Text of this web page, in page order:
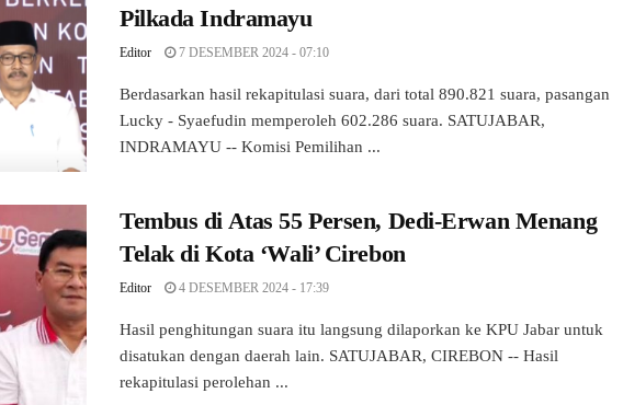
Pilkada Indramayu
Editor 7 DESEMBER 2024 - 07:10
Berdasarkan hasil rekapitulasi suara, dari total 890.821 suara, pasangan
Lucky - Syaefudin memperoleh 602.286 suara. SATUJABAR,
INDRAMAYU -- Komisi Pemilihan ...
Tembus di Atas 55 Persen, Dedi-Erwan Menang
Telak di Kota ‘Wali’ Cirebon
Editor 4 DESEMBER 2024 - 17:39
Hasil penghitungan suara itu langsung dilaporkan ke KPU Jabar untuk
disatukan dengan daerah lain. SATUJABAR, CIREBON -- Hasil
rekapitulasi perolehan ...